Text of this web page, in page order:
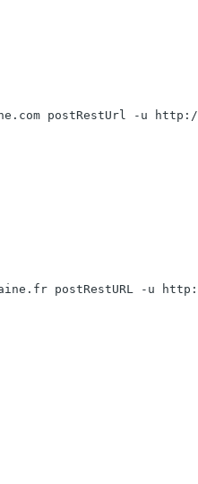
postRestUrl -u
postRestURL -u